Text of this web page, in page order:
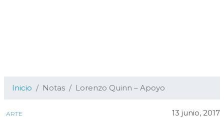
Inicio Notas Lorenzo Quinn – Apoyo
ARTE 13 junio, 2017